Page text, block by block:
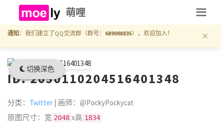
切换深色
萌哩
通知 ：我们建立了QQ交流群（群号： 689098835），欢迎加入！ ×
ID: 2050110204516401348
分类： Twitter | 画师：@PockyPockycat
原图尺寸：宽 2048 x高 1834